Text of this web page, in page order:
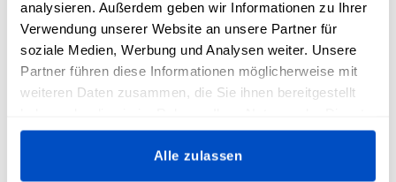
analysieren. Außerdem geben wir Informationen zu Ihrer
Verwendung unserer Website an unsere Partner für
soziale Medien, Werbung und Analysen weiter. Unsere
Partner führen diese Informationen möglicherweise mit
weiteren Daten zusammen, die Sie ihnen bereitgestellt
gesammelt haben.
Alle zulassen
zusätzlichen Wow-Faktor sorgen, weil sie deine Artikel auf
der Verkaufsfläche hervorstechen lassen, auf
Wochenmärkten die Blicke der Kundschaft auf sich ziehen
oder einem Geschenk den letzten Schliff geben! Sie sind
auch eine großartige Möglichkeit, der Welt von der
das Layout von Hangtags einer Kreation eine zusätzliche
ästhetische Ebene verleihen können.